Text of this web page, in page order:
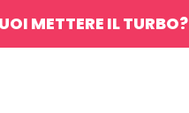
METTERE IL TURBO?